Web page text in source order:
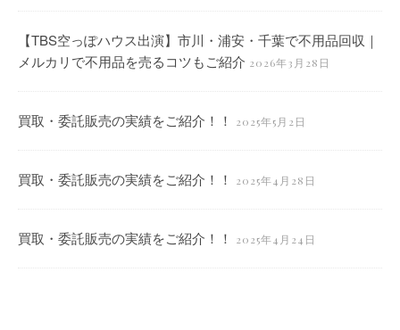
【TBS空っぽハウス出演】市川・浦安・千葉で不用品回収｜
メルカリで不用品を売るコツもご紹介 2026年3月28日
買取・委託販売の実績をご紹介！！ 2025年5月2日
買取・委託販売の実績をご紹介！！ 2025年4月28日
買取・委託販売の実績をご紹介！！ 2025年4月24日